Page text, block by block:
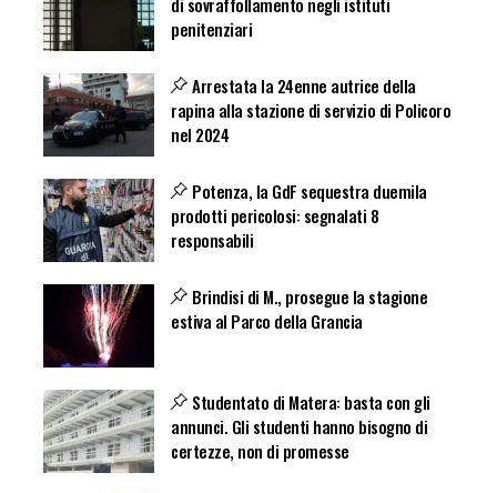
penitenziari
Arrestata la 24enne autrice della
rapina alla stazione di servizio di Policoro
nel 2024
Potenza, la GdF sequestra duemila
prodotti pericolosi: segnalati 8
responsabili
Brindisi di M., prosegue la stagione
estiva al Parco della Grancia
Studentato di Matera: basta con gli
annunci. Gli studenti hanno bisogno di
certezze, non di promesse